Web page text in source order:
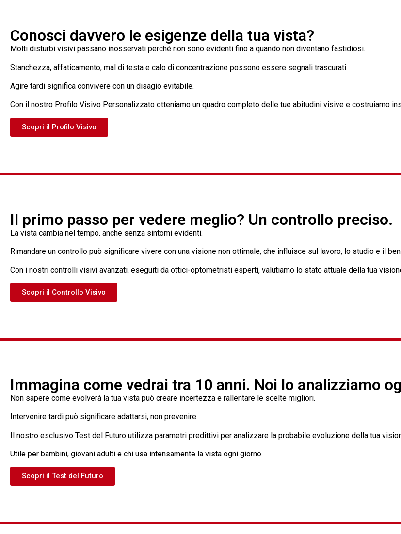
Conosci davvero le esigenze della tua vista?
Molti disturbi visivi passano inosservati perché non sono evidenti fino a quando non diventano fastidiosi.
Stanchezza, affaticamento, mal di testa e calo di concentrazione possono essere segnali trascurati.
Agire tardi significa convivere con un disagio evitabile.
Con il nostro Profilo Visivo Personalizzato otteniamo un quadro completo delle tue abitudini visive e costruiamo
Scopri il Profilo Visivo
Il primo passo per vedere meglio? Un controllo preciso.
La vista cambia nel tempo, anche senza sintomi evidenti.
Rimandare un controllo può significare vivere con una visione non ottimale, che influisce sul lavoro, lo studio e il
Con i nostri controlli visivi avanzati, eseguiti da ottici-optometristi esperti, valutiamo lo stato attuale della tua
Scopri il Controllo Visivo
Immagina come vedrai tra 10 anni. Noi lo analizziamo
Non sapere come evolverà la tua vista può creare incertezza e rallentare le scelte migliori.
Intervenire tardi può significare adattarsi, non prevenire.
Il nostro esclusivo Test del Futuro utilizza parametri predittivi per analizzare la probabile evoluzione della tua
Utile per bambini, giovani adulti e chi usa intensamente la vista ogni giorno.
Scopri il Test del Futuro